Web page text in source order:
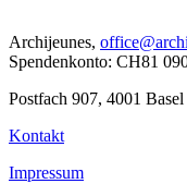
Archijeunes,
Spendenkonto: CH81
Postfach 907, 4001 Basel
Kontakt
Impressum